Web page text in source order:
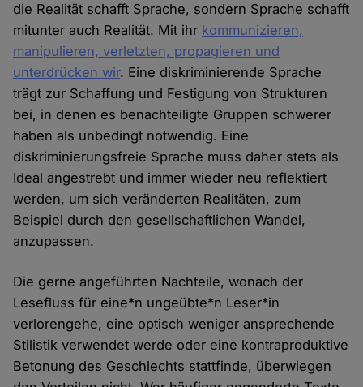
die Realität schafft Sprache, sondern Sprache schafft
mitunter auch Realität. Mit ihr kommunizieren,
manipulieren, verletzten, propagieren und
unterdrücken wir. Eine diskriminierende Sprache
trägt zur Schaffung und Festigung von Strukturen
bei, in denen es benachteiligte Gruppen schwerer
haben als unbedingt notwendig. Eine
diskriminierungsfreie Sprache muss daher stets als
Ideal angestrebt und immer wieder neu reflektiert
werden, um sich veränderten Realitäten, zum
Beispiel durch den gesellschaftlichen Wandel,
anzupassen.
Die gerne angeführten Nachteile, wonach der
Lesefluss für eine*n ungeübte*n Leser*in
verlorengehe, eine optisch weniger ansprechende
Stilistik verwendet werde oder eine kontraproduktive
Betonung des Geschlechts stattfinde, überwiegen